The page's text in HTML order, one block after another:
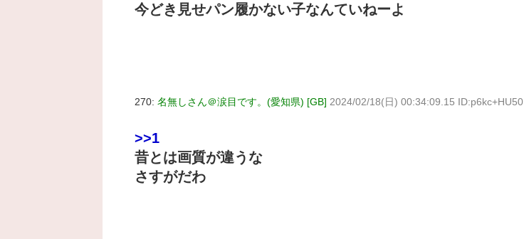
今どき見せパン履かない子なんていねーよ
270: 名無しさん＠涙目です。(愛知県) [GB] 2024/02/18(日) 00:34:09.15 ID:p6kc+HU50
>>1
昔とは画質が違うな
さすがだわ